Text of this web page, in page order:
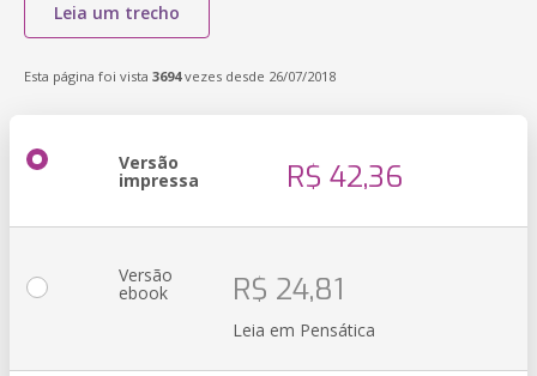
Leia um trecho
Esta página foi vista 3694vezes desde 26/07/2018
Versão
impressa R$ 42,36
Versão
ebook R$ 24,81
Leia em Pensática